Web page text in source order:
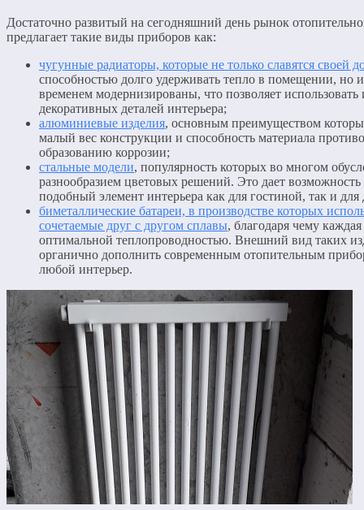
Достаточно развитый на сегодняшний день рынок
предлагает такие виды приборов как:
чугунные радиаторы, которые не только славятся своей
способностью долго удерживать тепло в помещении, но
временем модернизированы, что позволяет использовать
декоративных деталей интерьера;
алюминиевые изделия, основным преимуществом
малый вес конструкции и способность материала
образованию коррозии;
стальные модели, популярность которых во многом
разнообразием цветовых решений. Это дает возможность
подобный элемент интерьера как для гостиной, так и для
биметаллические батареи, в производстве которых
сочетаемые друг с другом сплавы, благодаря чему
оптимальной теплопроводностью. Внешний вид таких
органично дополнить современным отопительным
любой интерьер.